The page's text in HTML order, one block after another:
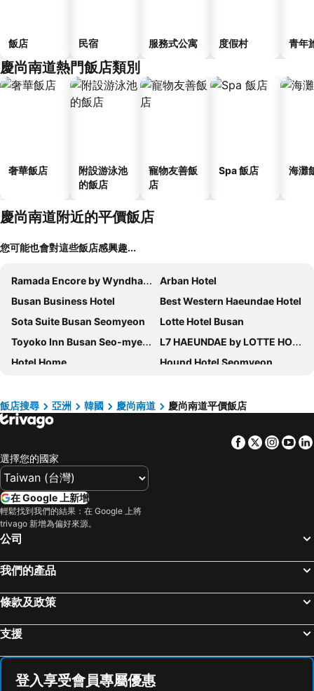
飯店 民宿 服務式公寓 度假村 青年
慶尚南道熱門飯店類別
奢華飯店
附設游泳池
的飯店
寵物友善飯
店
Spa 飯店 海灘
慶尚南道附近的平價飯店
您可能也會對這些飯店感興趣...
Ramada Encore by Wyndham Haeundae
Arban Hotel
Busan Business Hotel
Best Western Haeundae Hotel
Sota Suite Busan Seomyeon
Lotte Hotel Busan
Toyoko Inn Busan Seo-myeon
L7 HAEUNDAE by LOTTE HOTELS
Hotel Home
Hound Hotel Seomyeon
Denbasta Central Hotel Seomyeon
LALA VIANCO BUSINESS Hotel
Toyoko Inn Busan Haeundae 2
H Avenue Gwanganri Beach
Queens Hotel Seomyeon Busan
GnB Hotel
El Momento Gwangan
Kolon Seacloud Hotel
Paradise Hotel Busan
Louis Boutique Hotel
Cozy Tree Hotel Seomyeon
Gwanganli Hotel 1
Best Louis Hamilton Hotel Haeundae
Central Park Hotel Busan
Busan H-AVENUE Hotel Seomyeon Station
飯店搜尋 亞洲 韓國 慶尚南道 慶尚南道平價飯店
Facebook
Twitter
選擇您的國家
在 Google 上新增
輕鬆找到我們的結果：在 Google 上將
trivago 新增為偏好來源。
公司
我們的產品
條款及政策
支援
登入享受會員專屬優惠